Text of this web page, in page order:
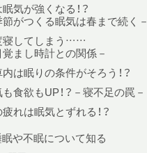
気が強くなる！？
がつくる眠気は春まで続く－
寝してしまう……
まし時計との関係－
は眠りの条件がそろう！？
食欲もUP！？－寝不足の罠－
れは眠気とずれる！？
や不眠について知る